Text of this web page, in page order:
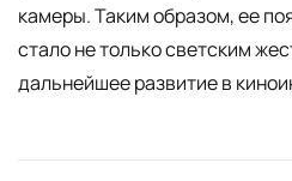
камеры. Таким образом, ее
стало не только светским
дальнейшее развитие в